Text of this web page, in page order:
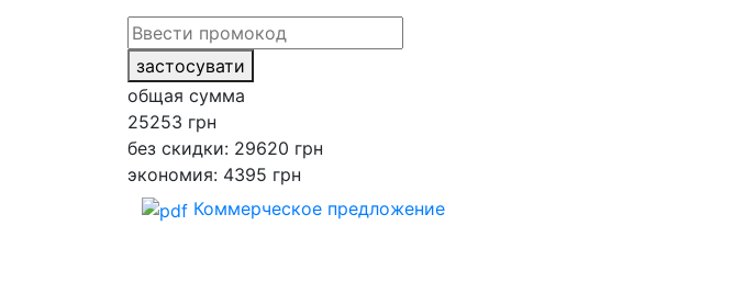
застосувати
общая сумма
25253 грн
без скидки: 29620 грн
экономия: 4395 грн
Коммерческое предложение